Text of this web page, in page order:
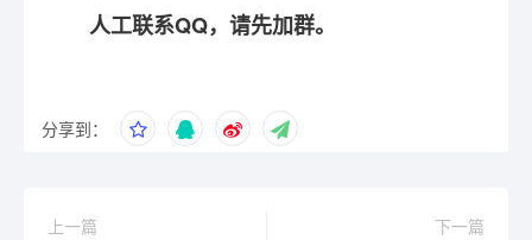
人工联系QQ，请先加群。
分享到：
上一篇
下一篇